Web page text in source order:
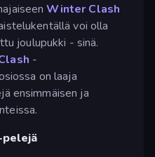
Winter Clash
voi olla
joulupukki - sinä.
-
on laaja
ensimmäisen ja
pelejä